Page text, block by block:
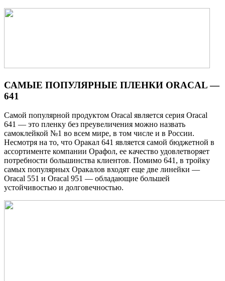
САМЫЕ ПОПУЛЯРНЫЕ ПЛЕНКИ ORACAL —
641
Самой популярной продуктом Oracal является серия Oracal
641 — это пленку без преувеличения можно назвать
самоклейкой №1 во всем мире, в том числе и в России.
Несмотря на то, что Оракал 641 является самой бюджетной в
ассортименте компании Орафол, ее качество удовлетворяет
потребности большинства клиентов. Помимо 641, в тройку
самых популярных Оракалов входят еще две линейки —
Oracal 551 и Oracal 951 — обладающие большей
устойчивостью и долговечностью.